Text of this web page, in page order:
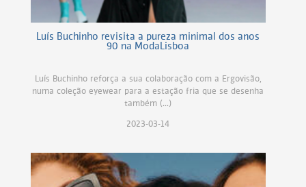
Luís Buchinho revisita a pureza minimal dos anos
90 na ModaLisboa
Luís Buchinho reforça a sua colaboração com a Ergovisão,
numa coleção eyewear para a estação fria que se desenha
também (...)
2023-03-14